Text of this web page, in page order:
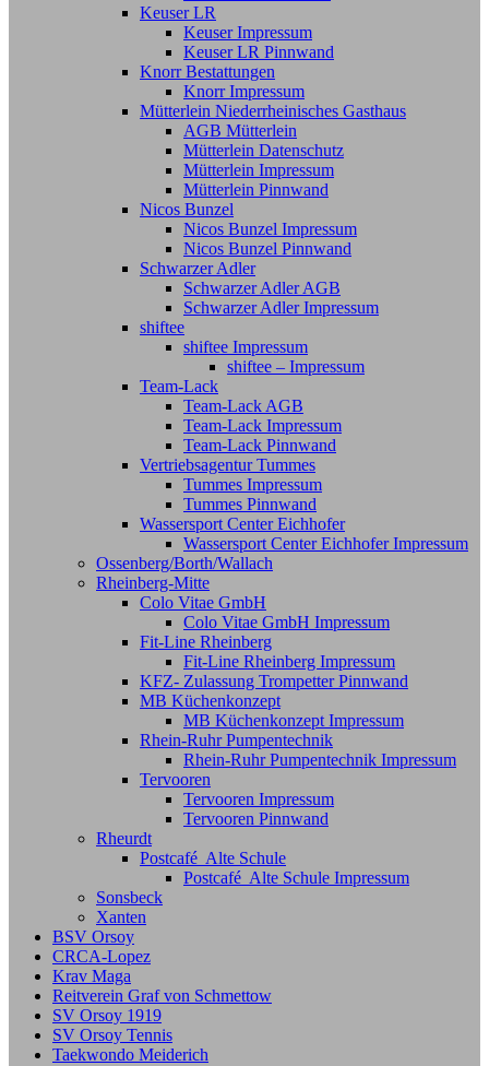
Keuser LR
Keuser Impressum
Keuser LR Pinnwand
Knorr Bestattungen
Knorr Impressum
Mütterlein Niederrheinisches Gasthaus
AGB Mütterlein
Mütterlein Datenschutz
Mütterlein Impressum
Mütterlein Pinnwand
Nicos Bunzel
Nicos Bunzel Impressum
Nicos Bunzel Pinnwand
Schwarzer Adler
Schwarzer Adler AGB
Schwarzer Adler Impressum
shiftee
shiftee Impressum
shiftee – Impressum
Team-Lack
Team-Lack AGB
Team-Lack Impressum
Team-Lack Pinnwand
Vertriebsagentur Tummes
Tummes Impressum
Tummes Pinnwand
Wassersport Center Eichhofer
Wassersport Center Eichhofer Impressum
Ossenberg/Borth/Wallach
Rheinberg-Mitte
Colo Vitae GmbH
Colo Vitae GmbH Impressum
Fit-Line Rheinberg
Fit-Line Rheinberg Impressum
KFZ- Zulassung Trompetter Pinnwand
MB Küchenkonzept
MB Küchenkonzept Impressum
Rhein-Ruhr Pumpentechnik
Rhein-Ruhr Pumpentechnik Impressum
Tervooren
Tervooren Impressum
Tervooren Pinnwand
Rheurdt
Postcafé Alte Schule
Postcafé Alte Schule Impressum
Sonsbeck
Xanten
BSV Orsoy
CRCA-Lopez
Krav Maga
Reitverein Graf von Schmettow
SV Orsoy 1919
SV Orsoy Tennis
Taekwondo Meiderich